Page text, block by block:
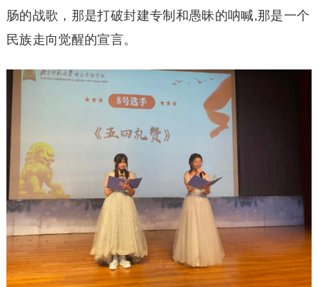
肠的战歌，那是打破封建专制和愚昧的呐喊,那是一个
民族走向觉醒的宣言。